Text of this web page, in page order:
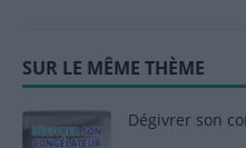
SUR LE MÊME THÈME
Dégivrer son